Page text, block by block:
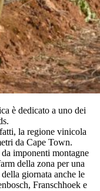
è dedicato a uno dei
la regione vinicola
da Cape Town.
imponenti montagne
della zona per una
giornata anche le
Franschhoek e